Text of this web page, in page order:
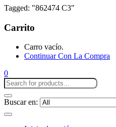
Tagged: "862474 C3"
Carrito
Carro vacío.
Continuar Con La Compra
0
Buscar en: